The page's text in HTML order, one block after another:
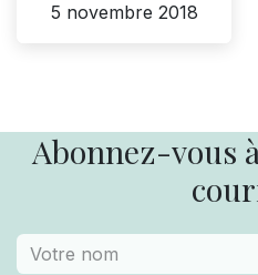
5 novembre 2018
Abonnez-vous